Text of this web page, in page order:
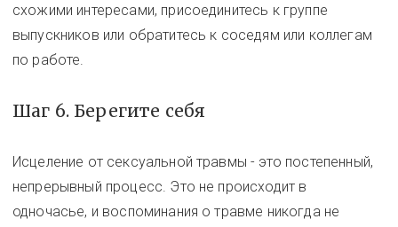
схожими интересами, присоединитесь к группе
выпускников или обратитесь к соседям или коллегам
по работе.
Шаг 6. Берегите себя
Исцеление от сексуальной травмы - это постепенный,
непрерывный процесс. Это не происходит в
одночасье, и воспоминания о травме никогда не